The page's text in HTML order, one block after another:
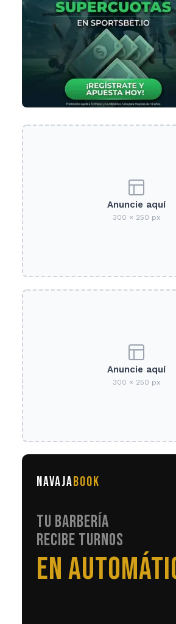
Anuncie aquí
300 × 250 px
Anuncie aquí
300 × 250 px
NAVAJABOOK
TU BARBERÍA
RECIBE TURNOS
LAS 24HS